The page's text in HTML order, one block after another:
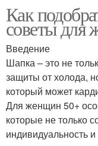
Как
советы для
Введение
Шапка – это не
защиты от холода,
который может
Для женщин 50+
которые не только
индивидуальность и